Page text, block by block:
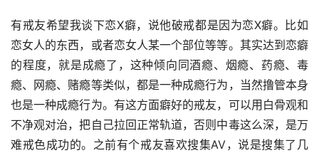
有戒友希望我谈下恋X癖，说他破戒都是因为恋X癖。比如
恋女人的东西，或者恋女人某一个部位等等。其实达到恋癖
的程度，就是成瘾了，这种倾向同酒瘾、烟瘾、药瘾、毒
瘾、网瘾、赌瘾等类似，都是一种成瘾行为，当然撸管本身
也是一种成瘾行为。有这方面癖好的戒友，可以用白骨观和
不净观对治，把自己拉回正常轨道，否则中毒这么深，是万
难戒色成功的。之前有个戒友喜欢搜集AV，说是搜集了几